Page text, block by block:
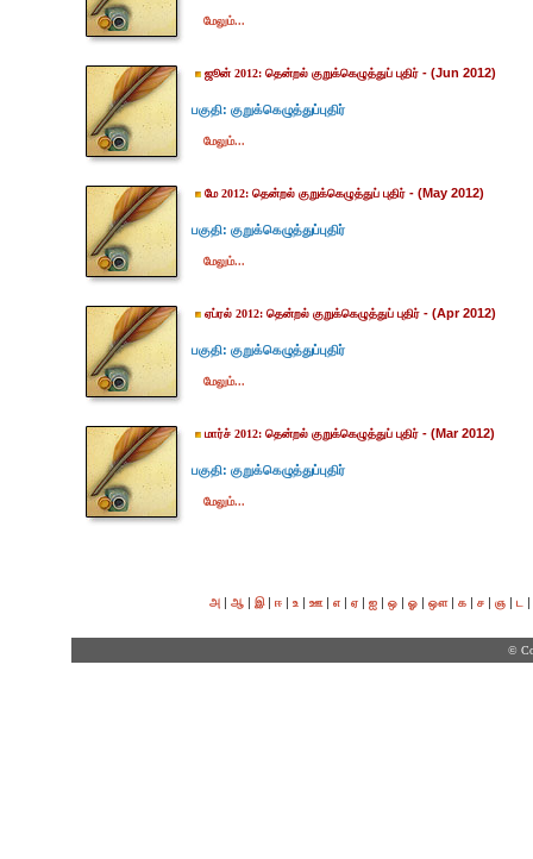
மேலும்...
ஜூன் 2012: தென்றல் குறுக்கெழுத்துப் புதிர் - (Jun 2012)
பகுதி: குறுக்கெழுத்துப்புதிர்
மேலும்...
மே 2012: தென்றல் குறுக்கெழுத்துப் புதிர் - (May 2012)
பகுதி: குறுக்கெழுத்துப்புதிர்
மேலும்...
ஏப்ரல் 2012: தென்றல் குறுக்கெழுத்துப் புதிர் - (Apr 2012)
பகுதி: குறுக்கெழுத்துப்புதிர்
மேலும்...
மார்ச் 2012: தென்றல் குறுக்கெழுத்துப் புதிர் - (Mar 2012)
பகுதி: குறுக்கெழுத்துப்புதிர்
மேலும்...
அ | ஆ | இ| ஈ | உ | ஊ | எ | ஏ | ஐ | ஒ | ஓ | ஔ| க | ச | ஞ | ட |
©